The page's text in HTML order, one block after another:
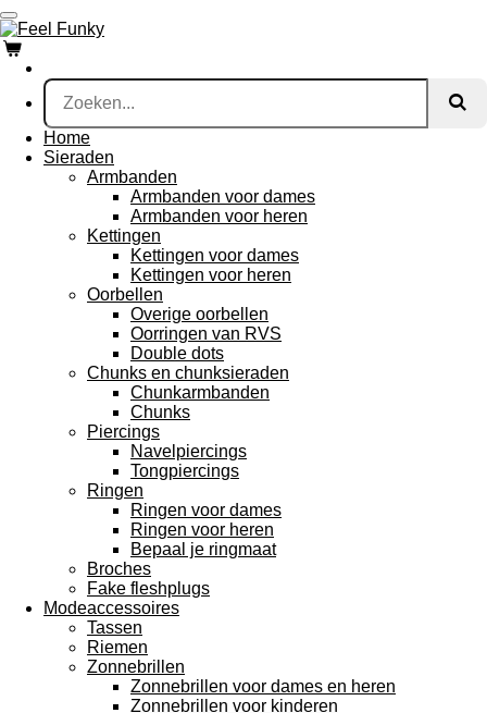
Ga
direct
naar
de
hoofdinhoud
Home
Sieraden
Armbanden
Armbanden voor dames
Armbanden voor heren
Kettingen
Kettingen voor dames
Kettingen voor heren
Oorbellen
Overige oorbellen
Oorringen van RVS
Double dots
Chunks en chunksieraden
Chunkarmbanden
Chunks
Piercings
Navelpiercings
Tongpiercings
Ringen
Ringen voor dames
Ringen voor heren
Bepaal je ringmaat
Broches
Fake fleshplugs
Modeaccessoires
Tassen
Riemen
Zonnebrillen
Zonnebrillen voor dames en heren
Zonnebrillen voor kinderen